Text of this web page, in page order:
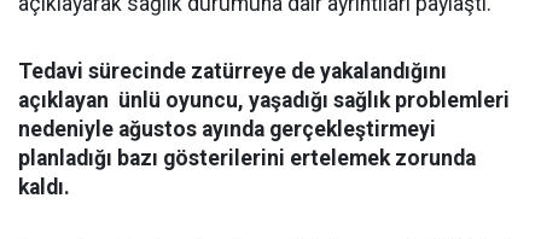
Tedavi sürecinde zatürreye de yakalandığını
açıklayan ünlü oyuncu, yaşadığı sağlık problemleri
nedeniyle ağustos ayında gerçekleştirmeyi
planladığı bazı gösterilerini ertelemek zorunda
kaldı.